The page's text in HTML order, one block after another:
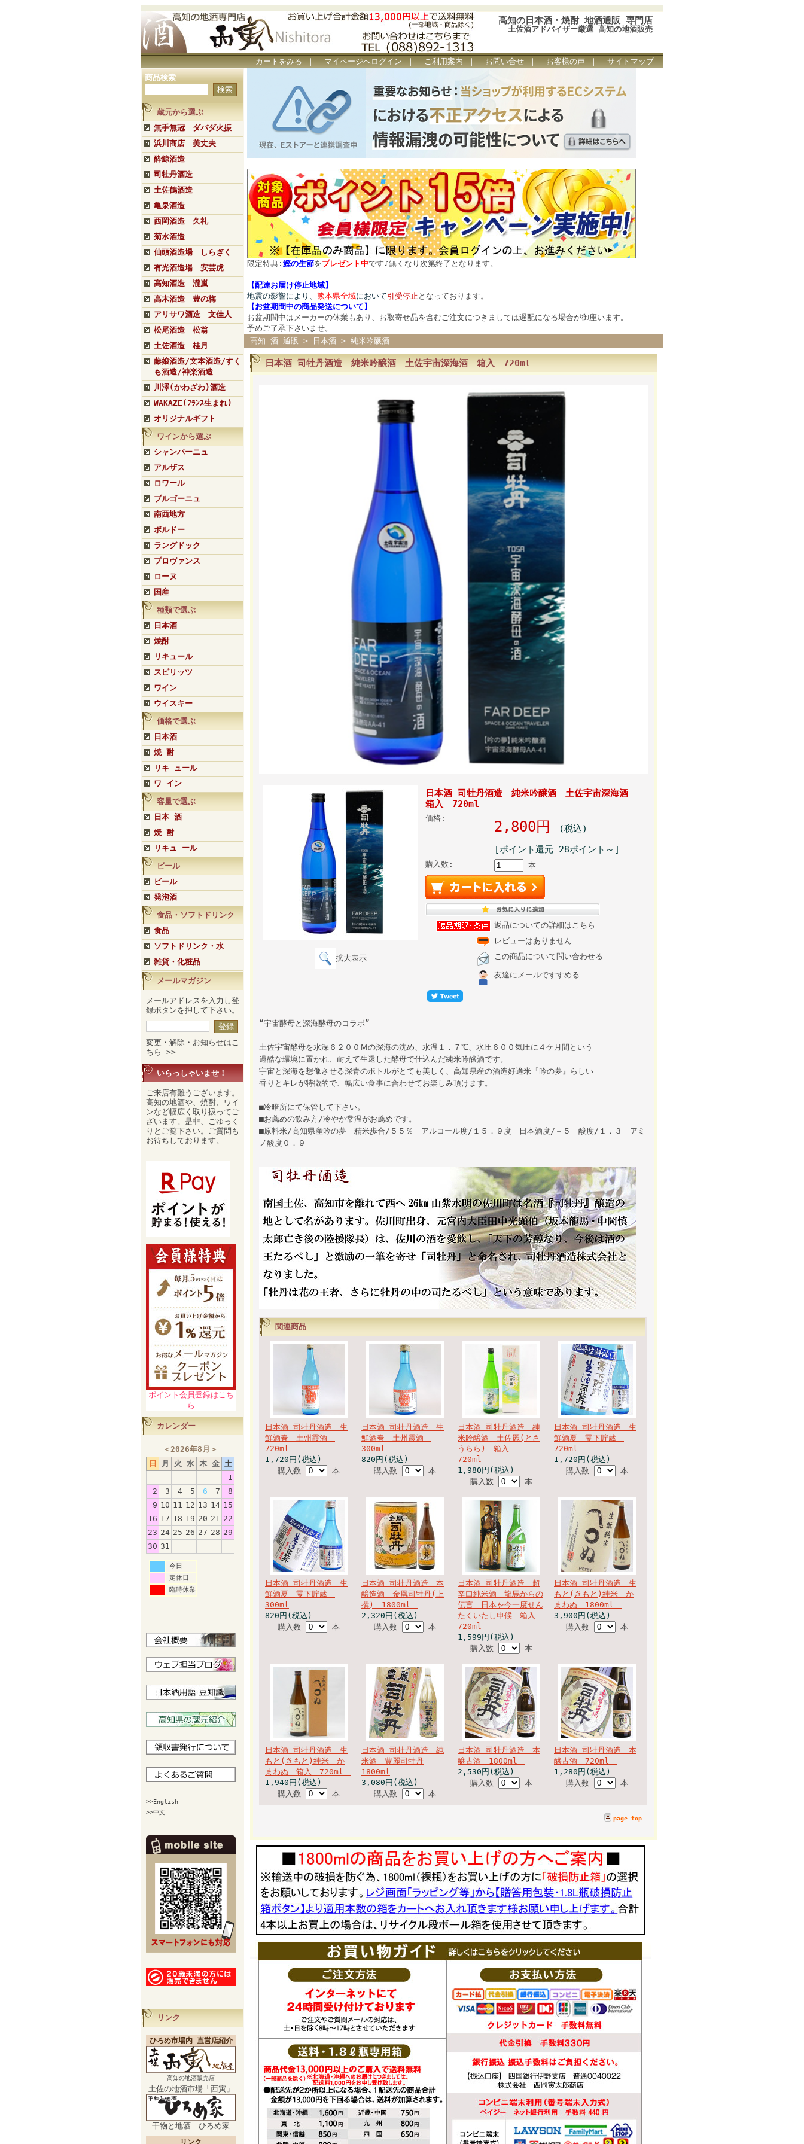
高知の日本酒・焼酎 地酒通販 専門店
土佐酒アドバイザー厳選 高知の地酒販売
カートをみる ｜ マイページへログイン ｜ ご利用案内 ｜ お問い合せ ｜ お客様の声 ｜
サイトマップ
商品検索
蔵元から選ぶ
無手無冠 ダバダ火振
浜川商店 美丈夫
酔鯨酒造
司牡丹酒造
土佐鶴酒造
亀泉酒造
西岡酒造 久礼
菊水酒造
仙頭酒造場 しらぎく
有光酒造場 安芸虎
高知酒造 瀧嵐
高木酒造 豊の梅
アリサワ酒造 文佳人
松尾酒造 松翁
土佐酒造 桂月
藤娘酒造/文本酒造/すく
も酒造/神楽酒造
川澤(かわざわ)酒造
WAKAZE(ﾌﾗﾝｽ生まれ)
オリジナルギフト
ワインから選ぶ
シャンパーニュ
アルザス
ロワール
ブルゴーニュ
南西地方
ボルドー
ラングドック
プロヴァンス
ローヌ
国産
種類で選ぶ
日本酒
焼酎
リキュール
スピリッツ
ワイン
ウイスキー
価格で選ぶ
日本酒
焼 酎
リキ ュール
ワ イン
容量で選ぶ
日本 酒
焼 酎
リキュ ール
ビール
ビール
発泡酒
食品・ソフトドリンク
食品
ソフトドリンク・水
雑貨・化粧品
メールマガジン
メールアドレスを入力し登
録ボタンを押して下さい。
変更・解除・お知らせはこ
ちら >>
いらっしゃいませ！
ご来店有難うございます。
高知の地酒や、焼酎、ワイ
ンなど幅広く取り扱ってご
ざいます。是非、ごゆっく
りとご覧下さい。ご質問も
お待ちしております。
ポイント会員登録はこち
ら
カレンダー
＜2026年8月 ＞
日
月 火 水 木 金 土
1
2
3 4 5 6 7
8
9 10 11 12 13 14 15
16 17 18 19 20 21 22
23 24 25 26 27 28 29
30 31
今日
定休日
臨時休業
>>English
>>中文
リンク
ひろめ市場内 直営店紹介
高知の地酒販売店
土佐の地酒市場「西寅」
干物と地酒 ひろめ家
リンク
限定特典: 鰹の生節をプレゼント中です♪無くなり次第終了となります。
【配達お届け停止地域】
地震の影響により、 熊本県全域において引受停止 となっております。
【お盆期間中の商品発送について 】
お盆期間中はメーカーの休業もあり、お取寄せ品を含むご注文につきましては遅配になる場合が御座います。
予めご了承下さいませ。
高知 酒 通販
> 日本酒 > 純米吟醸酒
日本酒 司牡丹酒造 純米吟醸酒 土佐宇宙深海酒 箱入 720ml
拡大表示
日本酒 司牡丹酒造 純米吟醸酒 土佐宇宙深海酒
箱入 720ml
価格:
2,800円 (税込)
[ポイント還元 28ポイント～]
購入数: 本
返品についての詳細はこちら
レビューはありません
この商品について問い合わせる
友達にメールですすめる
“宇宙酵母と深海酵母のコラボ”
土佐宇宙酵母を水深６２００Ｍの深海の沈め、水温１．７℃、水圧６００気圧に４ケ月間という
過酷な環境に置かれ、耐えて生還した酵母で仕込んだ純米吟醸酒です。
宇宙と深海を想像させる深青のボトルがとても美しく、高知県産の酒造好適米『吟の夢』らしい
香りとキレが特徴的で、幅広い食事に合わせてお楽しみ頂けます。
■冷暗所にて保管して下さい。
■お薦めの飲み方/冷やか常温がお薦めです。
■原料米/高知県産吟の夢 精米歩合/５５％ アルコール度/１５．９度 日本酒度/＋５ 酸度/１．３ アミ
ノ酸度０．９
関連商品
日本酒 司牡丹酒造 生
鮮酒春 土州霞酒
720ml
1,720円(税込)
購入数
本
日本酒 司牡丹酒造 生
鮮酒春 土州霞酒
300ml
820円(税込)
購入数
本
日本酒 司牡丹酒造 純
米吟醸酒 土佐麗(とさ
うらら) 箱入
720ml
1,980円(税込)
購入数
本
日本酒 司牡丹酒造 生
鮮酒夏 零下貯蔵
720ml
1,720円(税込)
購入数
本
日本酒 司牡丹酒造 生
鮮酒夏 零下貯蔵
300ml
820円(税込)
購入数
本
日本酒 司牡丹酒造 本
醸造酒 金凰司牡丹(上
撰) 1800ml
2,320円(税込)
購入数
本
日本酒 司牡丹酒造 超
辛口純米酒 龍馬からの
伝言 日本を今一度せん
たくいたし申候 箱入
720ml
1,599円(税込)
購入数
本
日本酒 司牡丹酒造 生
もと(きもと)純米 か
まわぬ 1800ml
3,900円(税込)
購入数
本
日本酒 司牡丹酒造 生
もと(きもと)純米 か
まわぬ 箱入 720ml
1,940円(税込)
購入数
本
日本酒 司牡丹酒造 純
米酒 豊麗司牡丹
1800ml
3,080円(税込)
購入数
本
日本酒 司牡丹酒造 本
醸古酒 1800ml
2,530円(税込)
購入数
本
日本酒 司牡丹酒造 本
醸古酒 720ml
1,280円(税込)
購入数
本
page top